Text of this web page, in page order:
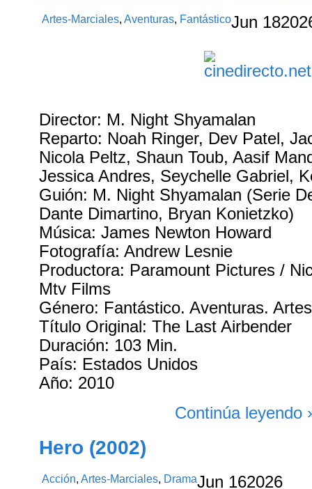
Artes-Marciales,Aventuras, FantásticoJun 18
Director: M. Night Shyamalan
Reparto: Noah Ringer, Dev Patel,
Nicola Peltz, Shaun Toub, Aasif
Jessica Andres, Seychelle Gabriel,
Guión: M. Night Shyamalan (Serie
Dante Dimartino, Bryan Konietzko)
Música: James Newton Howard
Fotografía: Andrew Lesnie
Productora: Paramount Pictures /
Mtv Films
Género: Fantástico. Aventuras.
Título Original: The Last Airbender
Duración: 103 Min.
País: Estados Unidos
Año: 2010
Continúa leyendo
Hero (2002)
Acción,Artes-Marciales, DramaJun 162026